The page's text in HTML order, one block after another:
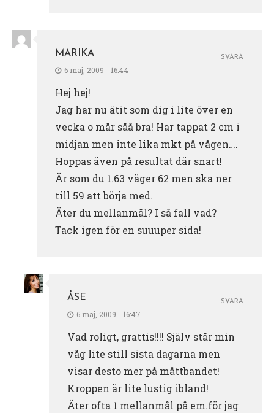
MARIKA
6 maj, 2009 - 16:44
Hej hej!
Jag har nu ätit som dig i lite över en
vecka o mår såå bra! Har tappat 2 cm i
midjan men inte lika mkt på vågen….
Hoppas även på resultat där snart!
Är som du 1.63 väger 62 men ska ner
till 59 att börja med.
Äter du mellanmål? I så fall vad?
Tack igen för en suuuper sida!
SVARA
ÅSE
6 maj, 2009 - 16:47
Vad roligt, grattis!!!! Själv står min
våg lite still sista dagarna men
visar desto mer på måttbandet!
Kroppen är lite lustig ibland!
Äter ofta 1 mellanmål på em.för jag
SVARA